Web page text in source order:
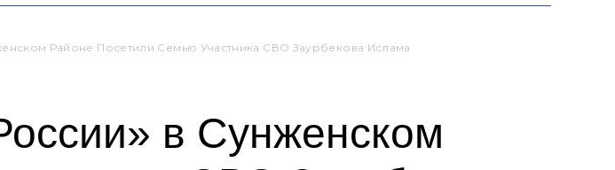
Районе Посетили Семью Участника СВО Заурбекова Ислама
в Сунженском